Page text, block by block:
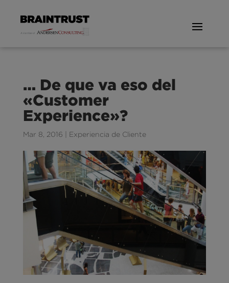
… De que va eso del
«Customer
Experience»?
Mar 8, 2016 Experiencia de Cliente